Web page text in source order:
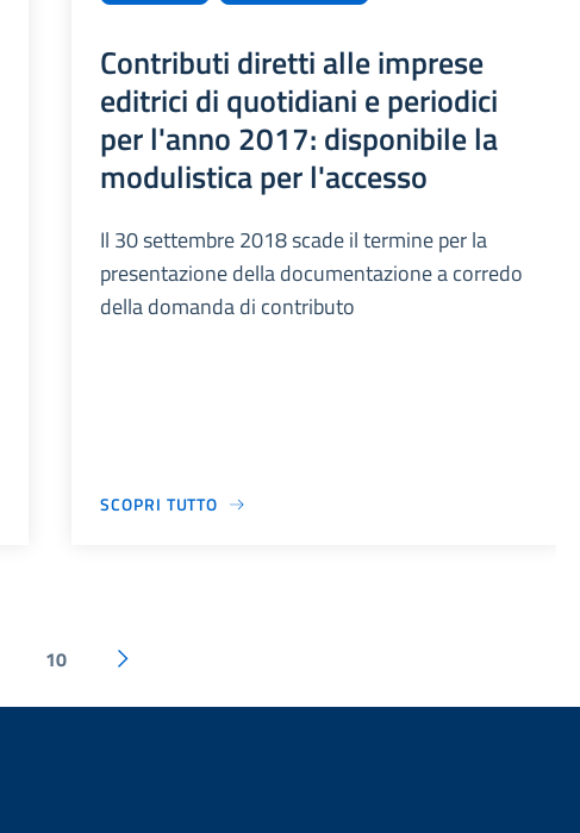
Contributi diretti alle imprese
editrici di quotidiani e periodici
per l'anno 2017: disponibile la
modulistica per l'accesso
Il 30 settembre 2018 scade il termine per la
presentazione della documentazione a corredo
della domanda di contributo
SCOPRI TUTTO
10